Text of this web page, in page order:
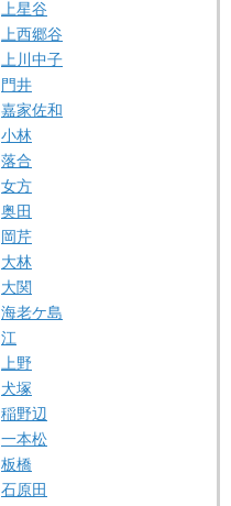
上星谷
上西郷谷
上川中子
門井
嘉家佐和
小林
落合
女方
奥田
岡芹
大林
大関
海老ケ島
江
上野
犬塚
稲野辺
一本松
板橋
石原田